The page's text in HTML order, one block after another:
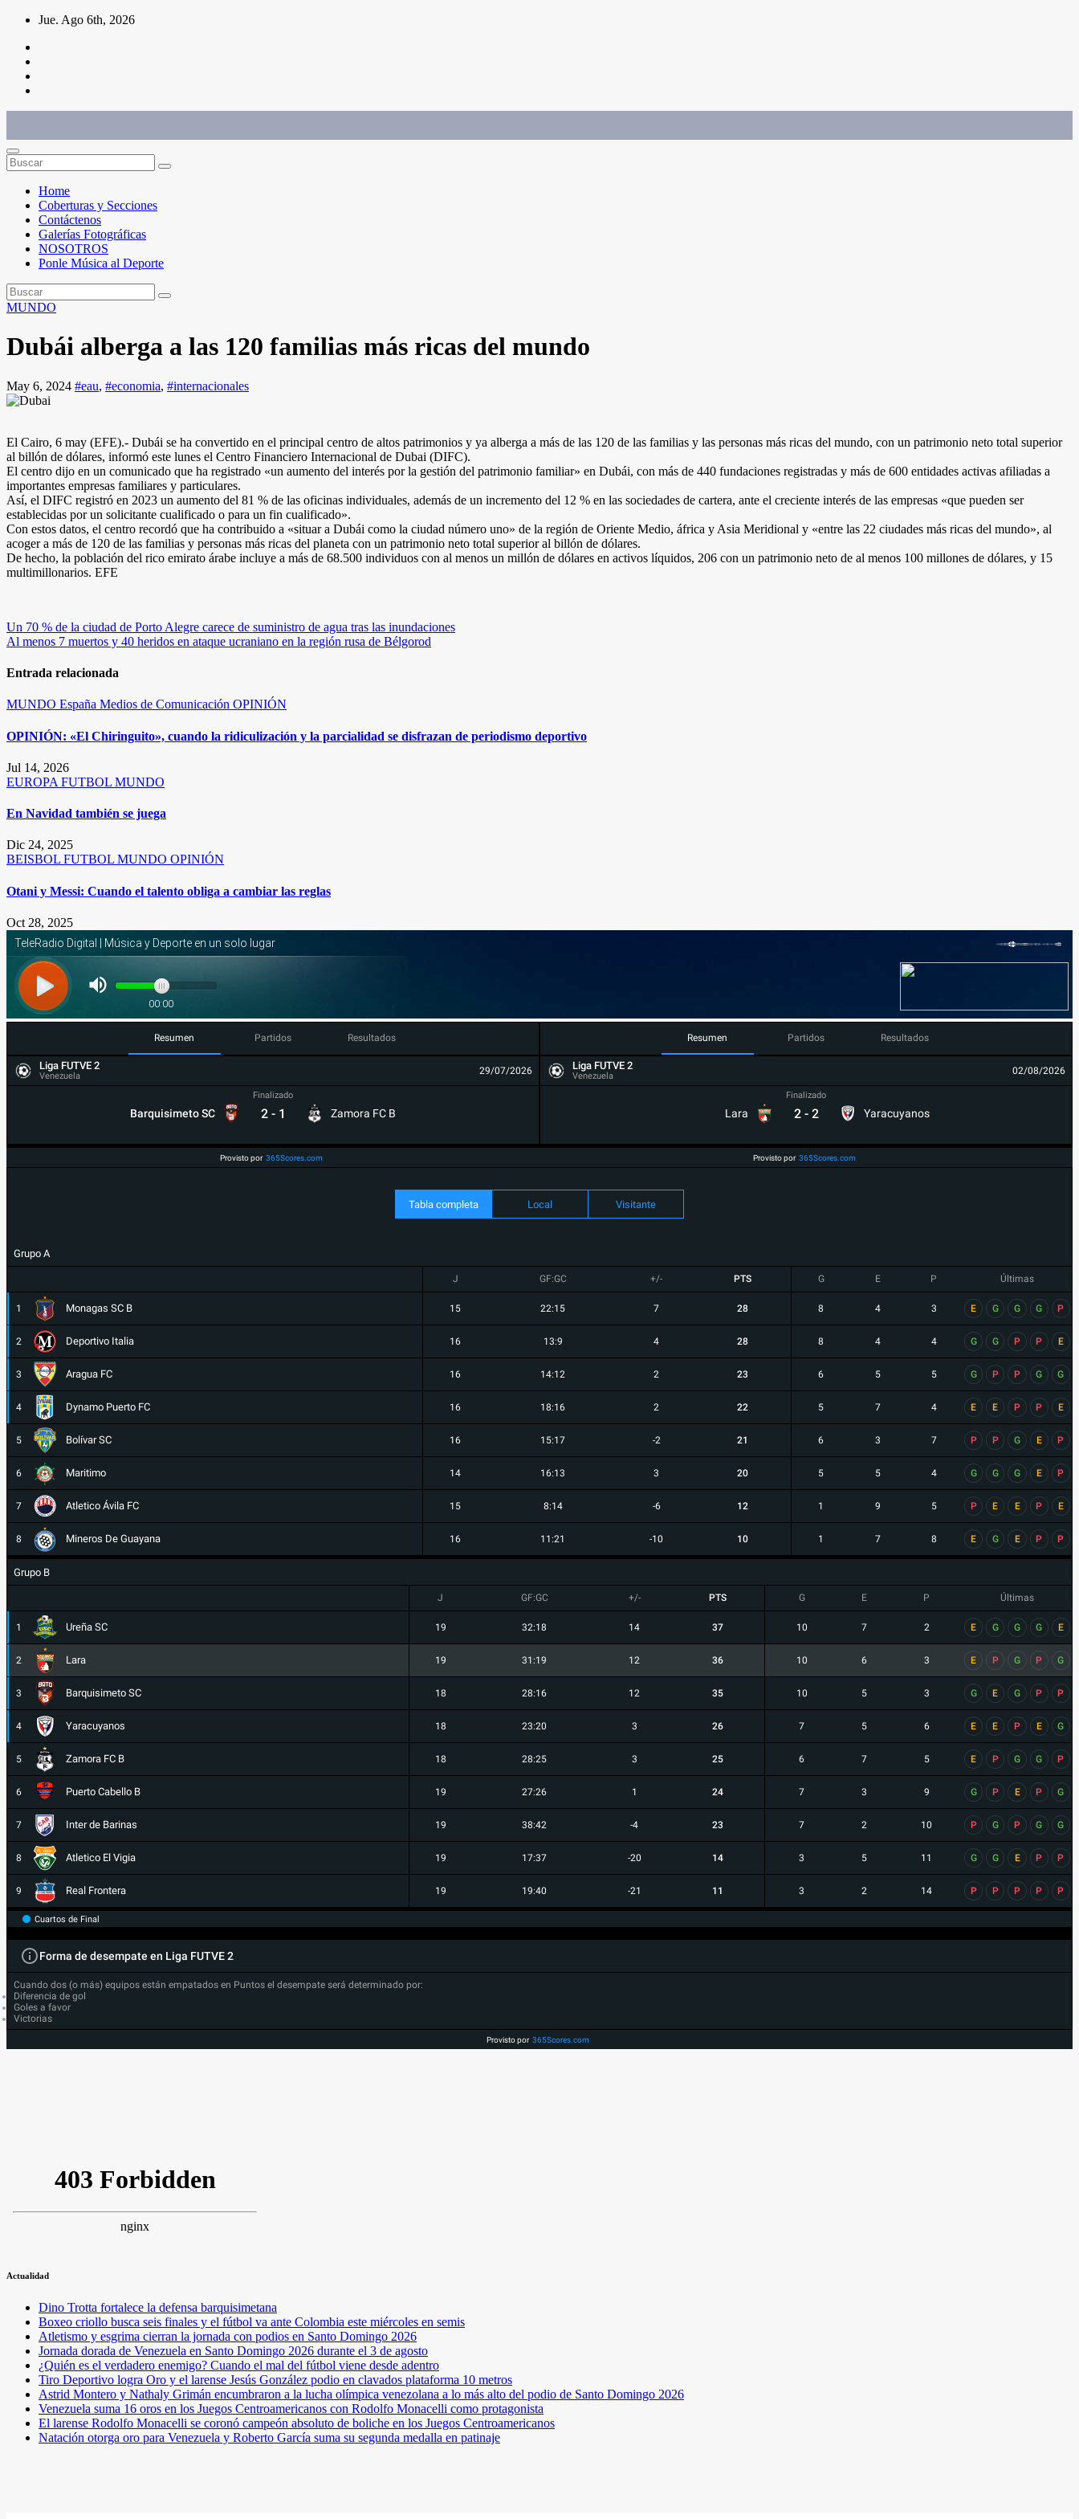
Saltar
contenido
Jue. Ago 6th, 2026
Home
Coberturas y Secciones
Contáctenos
Galerías Fotográficas
NOSOTROS
Ponle Música al Deporte
MUNDO
Dubái alberga a las 120 familias más ricas del mundo
May 6, 2024 #eau, #economia, #internacionales
El Cairo, 6 may (EFE).- Dubái se ha convertido en el principal centro de altos patrimonios y ya alberga a más de las 120 de las familias y las personas más ricas del mundo, con un patrimonio neto total superior
al billón de dólares, informó este lunes el Centro Financiero Internacional de Dubai (DIFC).
El centro dijo en un comunicado que ha registrado «un aumento del interés por la gestión del patrimonio familiar» en Dubái, con más de 440 fundaciones registradas y más de 600 entidades activas afiliadas a
importantes empresas familiares y particulares.
Así, el DIFC registró en 2023 un aumento del 81 % de las oficinas individuales, además de un incremento del 12 % en las sociedades de cartera, ante el creciente interés de las empresas «que pueden ser
establecidas por un solicitante cualificado o para un fin cualificado».
Con estos datos, el centro recordó que ha contribuido a «situar a Dubái como la ciudad número uno» de la región de Oriente Medio, áfrica y Asia Meridional y «entre las 22 ciudades más ricas del mundo», al
acoger a más de 120 de las familias y personas más ricas del planeta con un patrimonio neto total superior al billón de dólares.
De hecho, la población del rico emirato árabe incluye a más de 68.500 individuos con al menos un millón de dólares en activos líquidos, 206 con un patrimonio neto de al menos 100 millones de dólares, y 15
multimillonarios. EFE
Navegación
de
entradas
Un 70 % de la ciudad de Porto Alegre carece de suministro de agua tras las inundaciones
Al menos 7 muertos y 40 heridos en ataque ucraniano en la región rusa de Bélgorod
Entrada relacionada
MUNDO España Medios de Comunicación OPINIÓN
OPINIÓN: «El Chiringuito», cuando la ridiculización y la parcialidad se disfrazan de periodismo deportivo
Jul 14, 2026
EUROPA FUTBOL MUNDO
En Navidad también se juega
Dic 24, 2025
BEISBOL FUTBOL MUNDO OPINIÓN
Otani y Messi: Cuando el talento obliga a cambiar las reglas
Oct 28, 2025
Resumen Partidos Resultados
Liga FUTVE 2
Venezuela 29/07/2026
Barquisimeto SC
Finalizado
2 - 1 Zamora FC B
Provisto por 365Scores.com
Resumen Partidos Resultados
Liga FUTVE 2
Venezuela 02/08/2026
Lara
Finalizado
2 - 2 Yaracuyanos
Provisto por 365Scores.com
Tabla completa Local Visitante
Grupo A
J GF:GC +/- PTS G E P Últimas
1 Monagas SC B 15 22:15 7 28 8 4 3 E G G G P
2 Deportivo Italia 16 13:9 4 28 8 4 4 G G P P E
3 Aragua FC 16 14:12 2 23 6 5 5 G P P G G
4 Dynamo Puerto FC 16 18:16 2 22 5 7 4 E E P P E
5 Bolívar SC 16 15:17 -2 21 6 3 7 P P G E P
6 Maritimo 14 16:13 3 20 5 5 4 G G G E P
7 Atletico Ávila FC 15 8:14 -6 12 1 9 5 P E E P E
8 Mineros De Guayana 16 11:21 -10 10 1 7 8 E G E P P
Grupo B
J GF:GC +/- PTS G E P Últimas
1 Ureña SC 19 32:18 14 37 10 7 2 E G G G E
2 Lara 19 31:19 12 36 10 6 3 E P G P G
3 Barquisimeto SC 18 28:16 12 35 10 5 3 G E G P P
4 Yaracuyanos 18 23:20 3 26 7 5 6 E E P E G
5 Zamora FC B 18 28:25 3 25 6 7 5 E P G G P
6 Puerto Cabello B 19 27:26 1 24 7 3 9 G P E P G
7 Inter de Barinas 19 38:42 -4 23 7 2 10 P G P G G
8 Atletico El Vigia 19 17:37 -20 14 3 5 11 G G E P P
9 Real Frontera 19 19:40 -21 11 3 2 14 P P P P P
Cuartos de Final
Forma de desempate en Liga FUTVE 2
Cuando dos (o más) equipos están empatados en Puntos el desempate será determinado por:
Diferencia de gol
Goles a favor
Victorias
Provisto por 365Scores.com
Actualidad
Dino Trotta fortalece la defensa barquisimetana
Boxeo criollo busca seis finales y el fútbol va ante Colombia este miércoles en semis
Atletismo y esgrima cierran la jornada con podios en Santo Domingo 2026
Jornada dorada de Venezuela en Santo Domingo 2026 durante el 3 de agosto
¿Quién es el verdadero enemigo? Cuando el mal del fútbol viene desde adentro
Tiro Deportivo logra Oro y el larense Jesús González podio en clavados plataforma 10 metros
Astrid Montero y Nathaly Grimán encumbraron a la lucha olímpica venezolana a lo más alto del podio de Santo Domingo 2026
Venezuela suma 16 oros en los Juegos Centroamericanos con Rodolfo Monacelli como protagonista
El larense Rodolfo Monacelli se coronó campeón absoluto de boliche en los Juegos Centroamericanos
Natación otorga oro para Venezuela y Roberto García suma su segunda medalla en patinaje